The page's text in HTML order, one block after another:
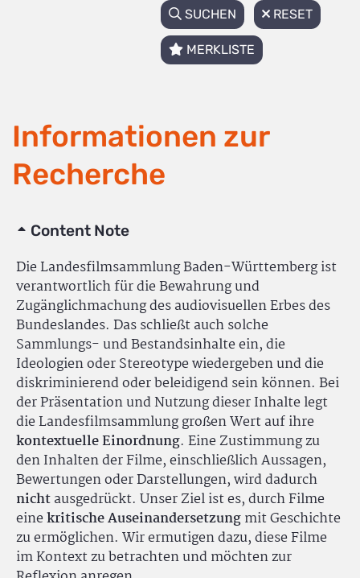
SUCHEN RESET
MERKLISTE
Informationen zur
Recherche
Content Note
Die Landesfilmsammlung Baden-Württemberg ist
verantwortlich für die Bewahrung und
Zugänglichmachung des audiovisuellen Erbes des
Bundeslandes. Das schließt auch solche
Sammlungs- und Bestandsinhalte ein, die
Ideologien oder Stereotype wiedergeben und die
diskriminierend oder beleidigend sein können. Bei
der Präsentation und Nutzung dieser Inhalte legt
die Landesfilmsammlung großen Wert auf ihre
kontextuelle Einordnung. Eine Zustimmung zu
den Inhalten der Filme, einschließlich Aussagen,
Bewertungen oder Darstellungen, wird dadurch
nichtausgedrückt. Unser Ziel ist es, durch Filme
einekritische Auseinandersetzungmit Geschichte
zu ermöglichen. Wir ermutigen dazu, diese Filme
im Kontext zu betrachten und möchten zur